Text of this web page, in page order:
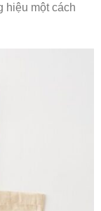
hiệu một cách